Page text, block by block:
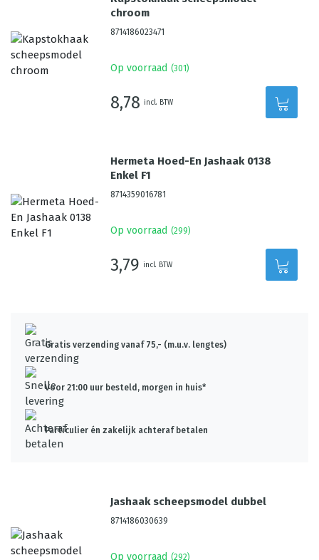
chroom
8714186023471
Op voorraad (301 )
8,78 incl. BTW
Hermeta Hoed-En Jashaak 0138
Enkel F1
8714359016781
Op voorraad (299)
3,79 incl. BTW
Gratis verzending vanaf 75,- (m.u.v. lengtes)
Voor 21:00 uur besteld, morgen in huis*
Particulier én zakelijk achteraf betalen
Jashaak scheepsmodel dubbel
8714186030639
Op voorraad (292)